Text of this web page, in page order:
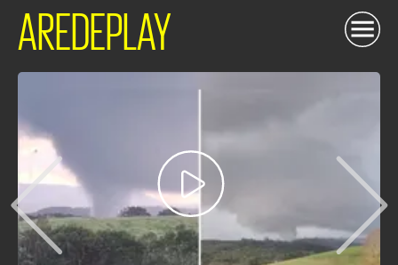
AREDEPLAY